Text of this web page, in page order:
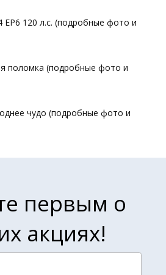
120 л.с. (подробные фото и
поломка (подробные фото и
чудо (подробные фото и
первым о
акциях!